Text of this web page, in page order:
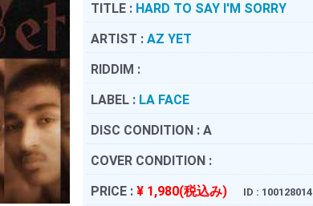
TITLE : HARD TO SAY I'M SORRY
ARTIST : AZ YET
RIDDIM :
LABEL : LA FACE
DISC CONDITION : A
COVER CONDITION :
PRICE : ¥ 1,980(税込み) ID : 100128014